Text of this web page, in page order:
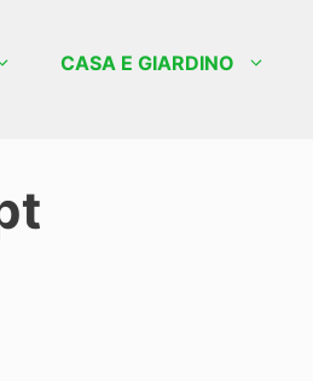
CASA E GIARDINO